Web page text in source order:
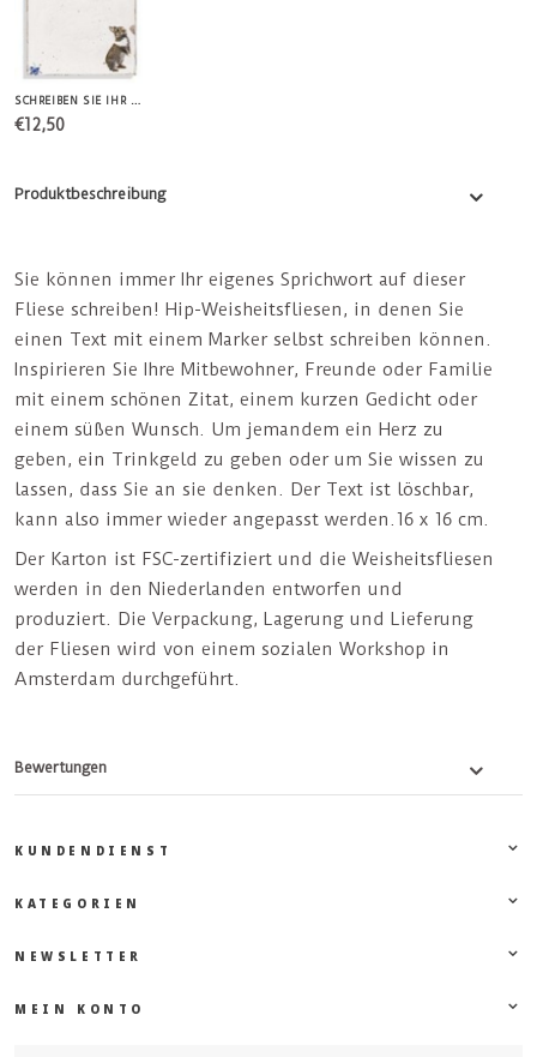
SCHREIBEN SIE IHR EIGENES WEISHEITSKACHEL-KANINCHEN
€12,50
Produktbeschreibung
Sie können immer Ihr eigenes Sprichwort auf dieser
Fliese schreiben! Hip-Weisheitsfliesen, in denen Sie
einen Text mit einem Marker selbst schreiben können.
Inspirieren Sie Ihre Mitbewohner, Freunde oder Familie
mit einem schönen Zitat, einem kurzen Gedicht oder
einem süßen Wunsch. Um jemandem ein Herz zu
geben, ein Trinkgeld zu geben oder um Sie wissen zu
lassen, dass Sie an sie denken. Der Text ist löschbar,
kann also immer wieder angepasst werden.16 x 16 cm.
Der Karton ist FSC-zertifiziert und die Weisheitsfliesen
werden in den Niederlanden entworfen und
produziert. Die Verpackung, Lagerung und Lieferung
der Fliesen wird von einem sozialen Workshop in
Amsterdam durchgeführt.
Bewertungen
KUNDENDIENST
KATEGORIEN
NEWSLETTER
MEIN KONTO